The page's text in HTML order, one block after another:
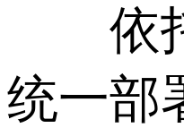
依
统一部